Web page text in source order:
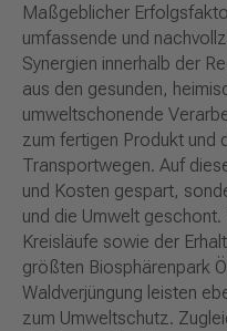
Maßgeblicher
umfassende und
Synergien innerhalb der
aus den gesunden,
umweltschonende
zum fertigen Produkt und
Transportwegen. Auf
und Kosten gespart,
und die Umwelt
Kreisläufe sowie der
größten Biosphärenpark
Waldverjüngung leisten
zum Umweltschutz.